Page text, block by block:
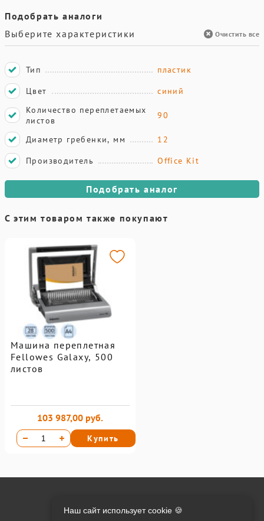
Подобрать аналоги
Выберите характеристики
Очистить все
Тип
пластик
Цвет
синий
Количество переплетаемых
листов
90
Диаметр гребенки, мм
12
Производитель
Office Kit
Подобрать аналог
С этим товаром также покупают
Машина переплетная
Fellowes Galaxy, 500
листов
103 987,00 руб.
Купить
Онлайн оплата на сайте:
Наш сайт использует cookie 🍪